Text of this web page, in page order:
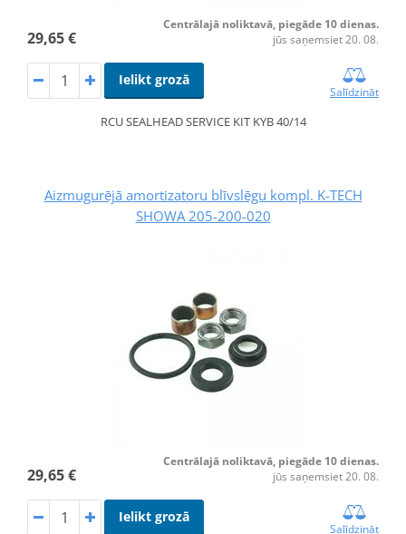
29,65 €
Centrālajā noliktavā, piegāde 10 dienas.
jūs saņemsiet 20. 08.
Ielikt grozā
Salīdzināt
RCU SEALHEAD SERVICE KIT KYB 40/14
Aizmugurējā amortizatoru blīvslēgu kompl. K-TECH
SHOWA 205-200-020
29,65 €
Centrālajā noliktavā, piegāde 10 dienas.
jūs saņemsiet 20. 08.
Ielikt grozā
Salīdzināt